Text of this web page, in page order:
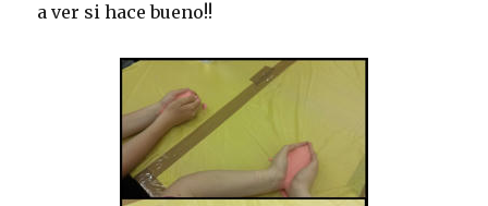
a ver si hace bueno!!